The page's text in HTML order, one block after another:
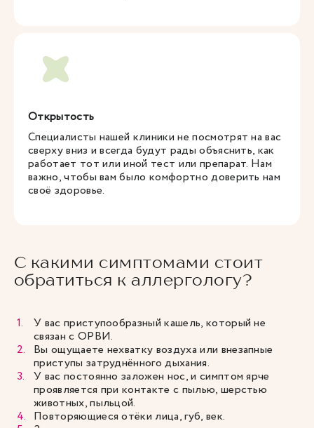
Открытость
Специалисты нашей клиники не посмотрят на вас
сверху вниз и всегда будут рады объяснить, как
работает тот или иной тест или препарат. Нам
важно, чтобы вам было комфортно доверить нам
своё здоровье.
С какими симптомами стоит
обратиться к аллергологу?
У вас приступообразный кашель, который не
связан с ОРВИ.
Вы ощущаете нехватку воздуха или внезапные
приступы затруднённого дыхания.
У вас постоянно заложен нос, и симптом ярче
проявляется при контакте с пылью, шерстью
животных, пыльцой.
Повторяющиеся отёки лица, губ, век.